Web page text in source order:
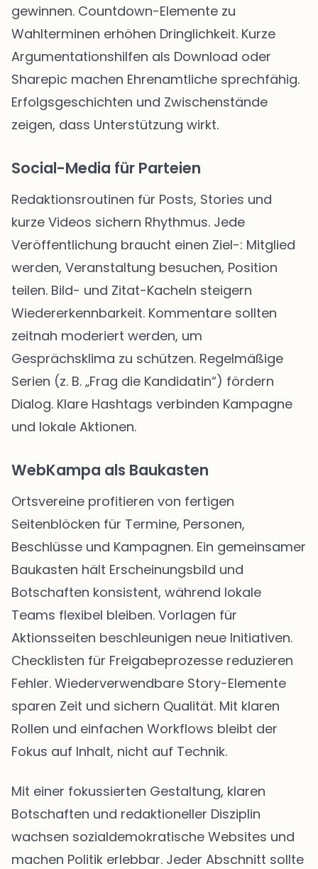
gewinnen. Countdown-Elemente zu
Wahlterminen erhöhen Dringlichkeit. Kurze
Argumentationshilfen als Download oder
Sharepic machen Ehrenamtliche sprechfähig.
Erfolgsgeschichten und Zwischenstände
zeigen, dass Unterstützung wirkt.
Social-Media für Parteien
Redaktionsroutinen für Posts, Stories und
kurze Videos sichern Rhythmus. Jede
Veröffentlichung braucht einen Ziel-: Mitglied
werden, Veranstaltung besuchen, Position
teilen. Bild- und Zitat-Kacheln steigern
Wiedererkennbarkeit. Kommentare sollten
zeitnah moderiert werden, um
Gesprächsklima zu schützen. Regelmäßige
Serien (z. B. „Frag die Kandidatin“) fördern
Dialog. Klare Hashtags verbinden Kampagne
und lokale Aktionen.
WebKampa als Baukasten
Ortsvereine profitieren von fertigen
Seitenblöcken für Termine, Personen,
Beschlüsse und Kampagnen. Ein gemeinsamer
Baukasten hält Erscheinungsbild und
Botschaften konsistent, während lokale
Teams flexibel bleiben. Vorlagen für
Aktionsseiten beschleunigen neue Initiativen.
Checklisten für Freigabeprozesse reduzieren
Fehler. Wiederverwendbare Story-Elemente
sparen Zeit und sichern Qualität. Mit klaren
Rollen und einfachen Workflows bleibt der
Fokus auf Inhalt, nicht auf Technik.
Mit einer fokussierten Gestaltung, klaren
Botschaften und redaktioneller Disziplin
wachsen sozialdemokratische Websites und
machen Politik erlebbar. Jeder Abschnitt sollte